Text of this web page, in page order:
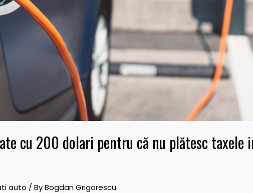
cu 200 dolari pentru că nu plătesc taxele
auto / ByBogdan Grigorescu